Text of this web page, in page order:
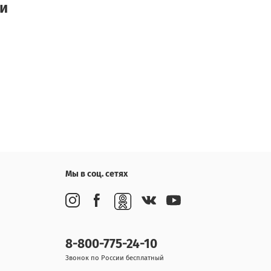
Мы в соц. сетях
8-800-775-24-10
Звонок по России бесплатный